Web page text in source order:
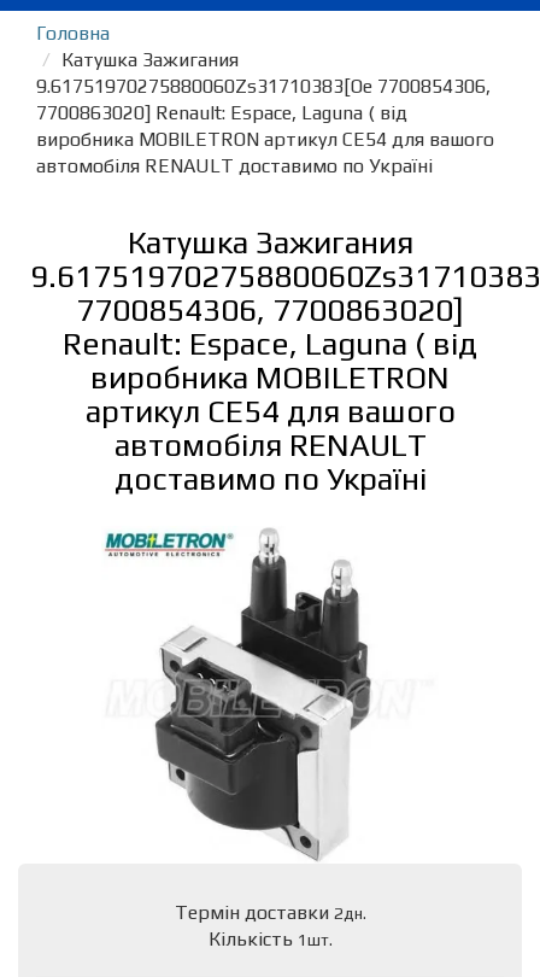
Головна
Катушка Зажигания
9.61751970275880060Zs31710383[Oe 7700854306,
7700863020] Renault: Espace, Laguna ( від
виробника MOBILETRON артикул CE54 для вашого
автомобіля RENAULT доставимо по Україні
Катушка Зажигания
7700854306, 7700863020]
Renault: Espace, Laguna ( від
виробника MOBILETRON
артикул CE54 для вашого
автомобіля RENAULT
доставимо по Україні
Термін доставки 2дн.
Кількість 1шт.